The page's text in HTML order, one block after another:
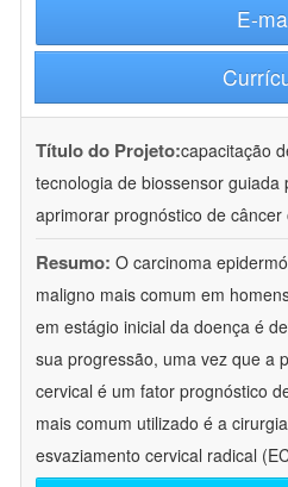
E-
Título do Projeto:capacitação
tecnologia de biossensor
aprimorar prognóstico de câncer
Resumo: O carcinoma
maligno mais comum em
em estágio inicial da doença é
sua progressão, uma vez que a
cervical é um fator prognóstico
mais comum utilizado é a
esvaziamento cervical radical